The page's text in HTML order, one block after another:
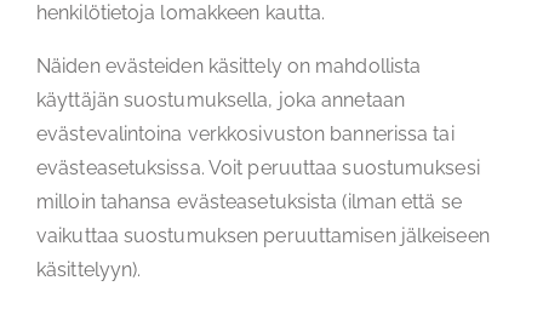
henkilötietoja lomakkeen kautta.
Näiden evästeiden käsittely on mahdollista
käyttäjän suostumuksella, joka annetaan
evästevalintoina verkkosivuston bannerissa tai
evästeasetuksissa. Voit peruuttaa suostumuksesi
milloin tahansa evästeasetuksista (ilman että se
vaikuttaa suostumuksen peruuttamisen jälkeiseen
käsittelyyn).